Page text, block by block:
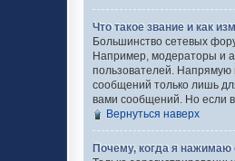
Что такое звание и как
Большинство сетевых
Например, модераторы и
пользователей. Напрямую
сообщений только лишь
вами сообщений. Но если
Вернуться наверх
Почему, когда я нажимаю